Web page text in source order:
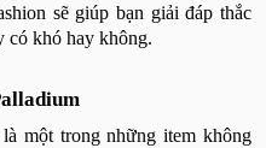
sẽ giúp bạn giải đáp thắc
có khó hay không.
một trong những item không